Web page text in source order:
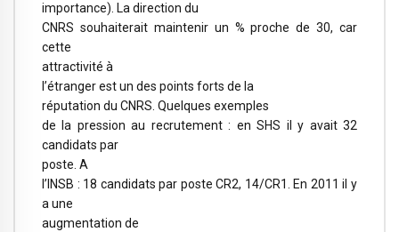
importance). La direction du
CNRS souhaiterait maintenir un % proche de 30, car
cette
attractivité à
l’étranger est un des points forts de la
réputation du CNRS. Quelques exemples
de la pression au recrutement : en SHS il y avait 32
candidats par
poste. A
l’INSB : 18 candidats par poste CR2, 14/CR1. En 2011 il y
a une
augmentation de